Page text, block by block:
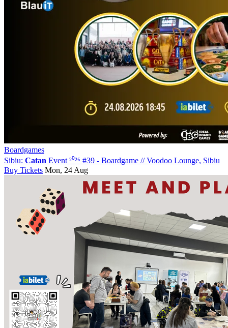
Boardgames
Sibiu: Catan Event ²⁰²⁶ #39 - Boardgame //Voodoo Lounge, Sibiu
Buy Tickets Mon, 24 Aug